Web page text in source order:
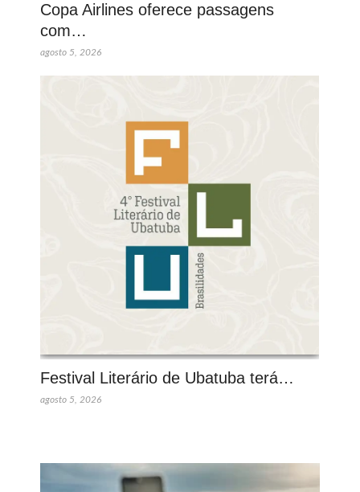
Copa Airlines oferece passagens
com…
agosto 5, 2026
Festival Literário de Ubatuba terá…
agosto 5, 2026